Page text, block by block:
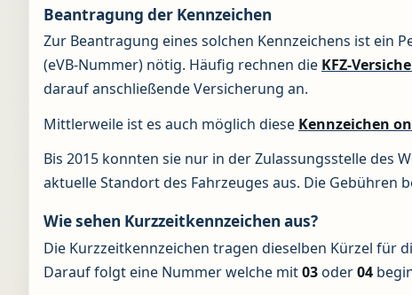
Beantragung der Kennzeichen
Zur Beantragung eines solchen Kennzeichens ist ein
(eVB-Nummer) nötig. Häufig rechnen die KFZ-
darauf anschließende Versicherung an.
Mittlerweile ist es auch möglich diese Kennzeichen
Bis 2015 konnten sie nur in der Zulassungsstelle des
aktuelle Standort des Fahrzeuges aus. Die Gebühren
Wie sehen Kurzzeitkennzeichen aus?
Die Kurzzeitkennzeichen tragen dieselben Kürzel für
Darauf folgt eine Nummer welche mit03oder04